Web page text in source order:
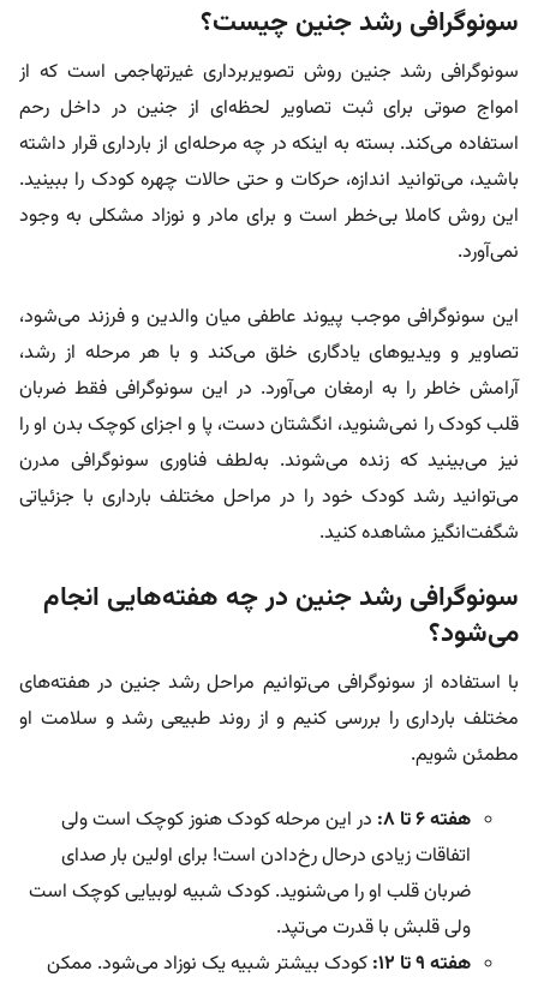
سونوگرافی رشد جنین چیست؟
سونوگرافی رشد جنین روش تصویربرداری غیرتهاجمی است که از
امواج صوتی برای ثبت تصاویر لحظه‌ای از جنین در داخل رحم
استفاده می‌کند. بسته به اینکه در چه مرحله‌ای از بارداری قرار داشته
باشید، می‌توانید اندازه، حرکات و حتی حالات چهره کودک را ببینید.
این روش کاملا بی‌خطر است و برای مادر و نوزاد مشکلی به وجود
نمی‌آورد.
این سونوگرافی موجب پیوند عاطفی میان والدین و فرزند می‌شود،
تصاویر و ویدیوهای یادگاری خلق می‌کند و با هر مرحله از رشد،
آرامش خاطر را به ارمغان می‌آورد. در این سونوگرافی فقط ضربان
قلب کودک را نمی‌شنوید، انگشتان دست، پا و اجزای کوچک بدن او را
نیز می‌بینید که زنده می‌شوند. به‌لطف فناوری سونوگرافی مدرن
می‌توانید رشد کودک خود را در مراحل مختلف بارداری با جزئیاتی
شگفت‌انگیز مشاهده کنید.
سونوگرافی رشد جنین در چه هفته‌هایی انجام
می‌شود؟
با استفاده از سونوگرافی می‌توانیم مراحل رشد جنین در هفته‌های
مختلف بارداری را بررسی کنیم و از روند طبیعی رشد و سلامت او
مطمئن شویم.
هفته ۶ تا ۸:
در این مرحله کودک هنوز کوچک است ولی
اتفاقات زیادی درحال رخ‌دادن است! برای اولین بار صدای
ضربان قلب او را می‌شنوید. کودک شبیه لوبیایی کوچک است
ولی قلبش با قدرت می‌تپد.
هفته ۹
تا ۱۲:
کودک بیشتر شبیه یک نوزاد می‌شود. ممکن